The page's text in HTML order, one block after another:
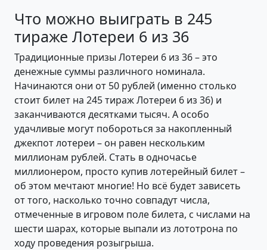
Что можно выиграть в 245
тираже Лотереи 6 из 36
Традиционные призы Лотереи 6 из 36 – это
денежные суммы различного номинала.
Начинаются они от 50 рублей (именно столько
стоит билет на 245 тираж Лотереи 6 из 36) и
заканчиваются десятками тысяч. А особо
удачливые могут побороться за накопленный
джекпот лотереи – он равен нескольким
миллионам рублей. Стать в одночасье
миллионером, просто купив лотерейный билет –
об этом мечтают многие! Но всё будет зависеть
от того, насколько точно совпадут числа,
отмеченные в игровом поле билета, с числами на
шести шарах, которые выпали из лототрона по
ходу проведения розыгрыша.